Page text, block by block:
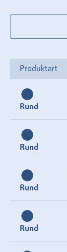
Produktart
Rund
Rund
Rund
Rund